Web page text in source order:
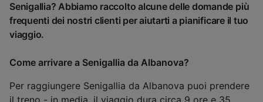
Senigallia? Abbiamo raccolto alcune delle domande più
frequenti dei nostri clienti per aiutarti a pianificare il tuo
viaggio.
Come arrivare a Senigallia da Albanova?
Per raggiungere Senigallia da Albanova puoi prendere